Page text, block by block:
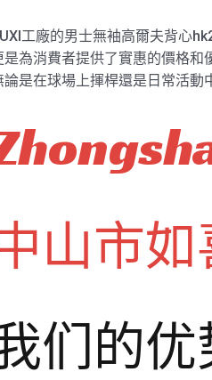
工廠的男士無袖高爾夫背心
是為消費者提供了實惠的價格
論是在球場上揮桿還是日常活動
山市
们的优